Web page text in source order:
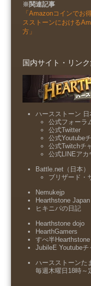
※関連記事
「Amazonコインでお
スストーンにおける
方」
国内サイト・リン
ハースストーン 日
公式フォーラ
公式Twitter
公式Youtube
公式Twitchチ
公式LINEアカ
Battle.net（日本）
ブリザード・
Nemukejp
Hearthstone Japan
ヒキニパの日記
Hearthstone dojo
HearthGamers
すべ半Hearthstone
JubileE Youtubeチ
ハースストーンた
毎週木曜日18時～